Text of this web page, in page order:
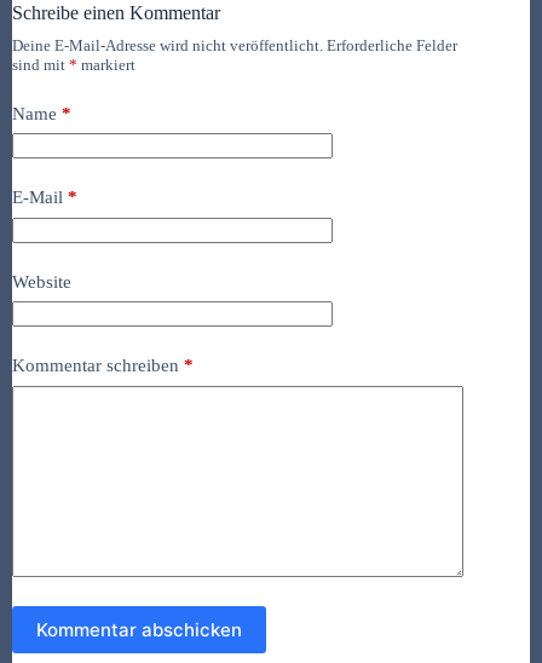
Schreibe einen Kommentar
Deine E-Mail-Adresse wird nicht veröffentlicht. Erforderliche Felder
sind mit * markiert
Name *
E-Mail *
Website
Kommentar schreiben *
Kommentar abschicken